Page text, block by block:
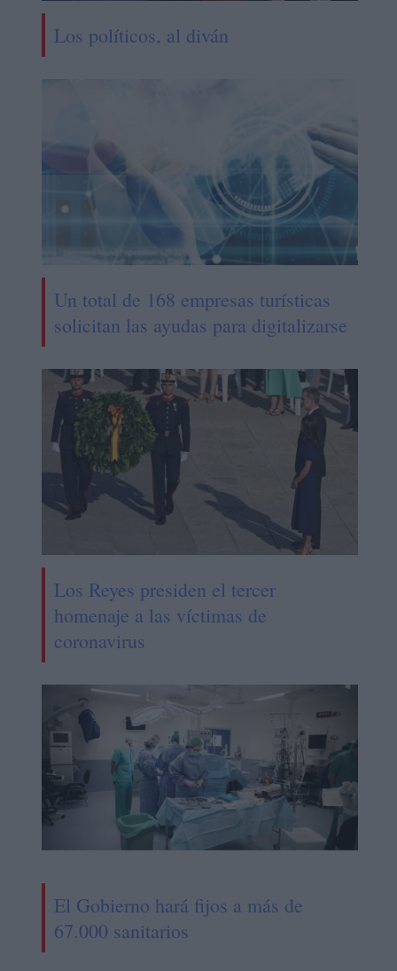
Los políticos, al diván
Un total de 168 empresas turísticas
solicitan las ayudas para digitalizarse
Los Reyes presiden el tercer
homenaje a las víctimas de
coronavirus
El Gobierno hará fijos a más de
67.000 sanitarios